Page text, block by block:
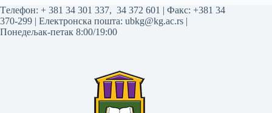
Tелефон: + 381 34 301 337, 34 372 601 | Факс: +381 34
370-299 | Електронска пошта: ubkg@kg.ac.rs |
Понедељак-петак 8:00/19:00